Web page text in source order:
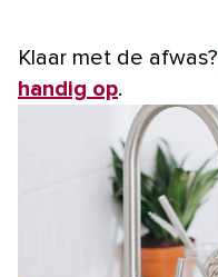
Klaar met de afwas?
handig op.